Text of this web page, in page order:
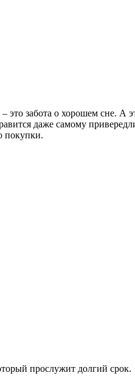
это забота о хорошем сне. А
даже самому
покупки.
прослужит долгий срок.